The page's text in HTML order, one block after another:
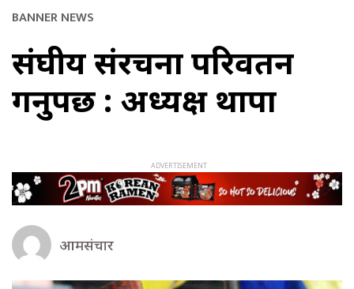
BANNER NEWS
संघीय संरचना परिवर्तन
गर्नुपर्छ : अध्यक्ष थापा
आमसंचार